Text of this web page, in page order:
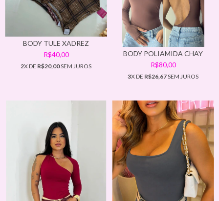
BODY TULE XADREZ
R$40,00
2X DE R$20,00SEM JUROS
BODY POLIAMIDA CHAY
R$80,00
3X DE R$26,67SEM JUROS